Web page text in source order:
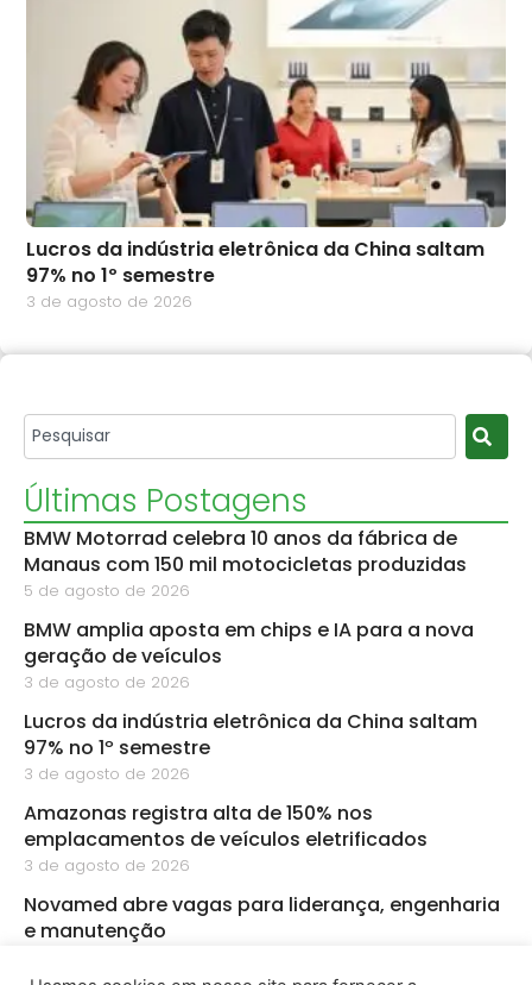
Lucros da indústria eletrônica da China saltam
97% no 1º semestre
3 de agosto de 2026
Últimas Postagens
BMW Motorrad celebra 10 anos da fábrica de
Manaus com 150 mil motocicletas produzidas
5 de agosto de 2026
BMW amplia aposta em chips e IA para a nova
geração de veículos
3 de agosto de 2026
Lucros da indústria eletrônica da China saltam
97% no 1º semestre
3 de agosto de 2026
Amazonas registra alta de 150% nos
emplacamentos de veículos eletrificados
3 de agosto de 2026
Novamed abre vagas para liderança, engenharia
e manutenção